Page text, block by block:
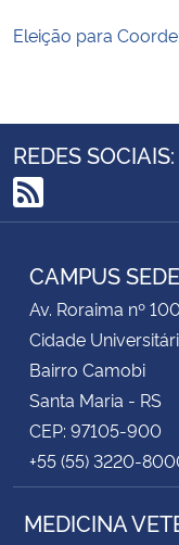
Eleição para
REDES SOCIAIS:
RSS
CAMPUS SEDE
Av. Roraima nº
Cidade
Bairro Camobi
Santa Maria - RS
CEP: 97105-900
+55 (55) 3220-
MEDICINA